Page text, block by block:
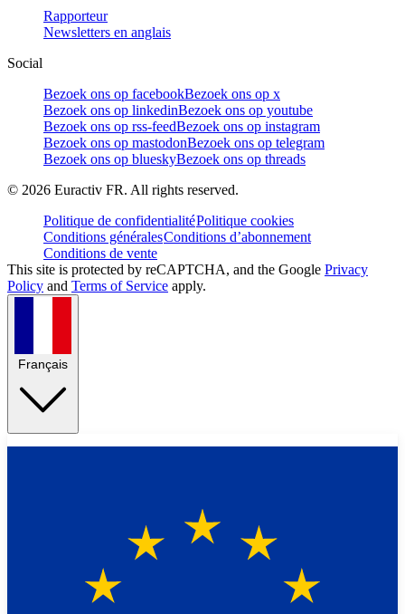
Rapporteur
Newsletters en anglais
Social
Bezoek ons op facebookBezoek ons op x
Bezoek ons op linkedinBezoek ons op youtube
Bezoek ons op rss-feedBezoek ons op instagram
Bezoek ons op mastodonBezoek ons op telegram
Bezoek ons op blueskyBezoek ons op threads
© 2026 Euractiv FR. All rights reserved.
Politique de confidentialitéPolitique cookies
Conditions généralesConditions d’abonnement
Conditions de vente
This site is protected by reCAPTCHA, and the Google Privacy
Policy and Terms of Service apply.
Français